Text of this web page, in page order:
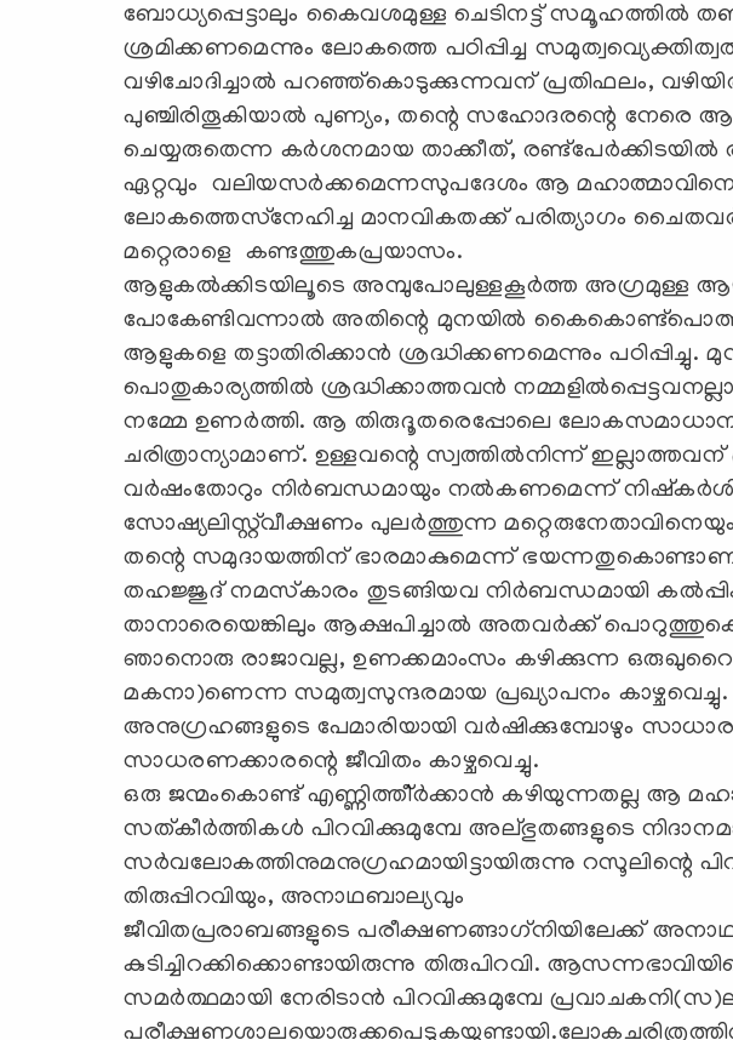
ബോധ്യപ്പെട്ടാലും കൈവശമുള്ള ചെടിനട്ട് സമൂഹത്തില്‍
ശ്രമിക്കണമെന്നും ലോകത്തെ പഠിപ്പിച്ച
വഴിചോദിച്ചാല്‍ പറഞ്ഞ്‌കൊടുക്കുന്നവന് പ്രതിഫലം,
പുഞ്ചിരിതൂകിയാല്‍ പുണ്യം, തന്റെ സഹോദരന്റെ നേരെ
ചെയ്യരുതെന്ന കര്‍ശനമായ താക്കീത്, രണ്ട്‌പേര്‍ക്കിടയില്‍
ഏറ്റവും വലിയസര്‍ക്കമെന്നസുപദേശം ആ
ലോകത്തെസ്‌നേഹിച്ച മാനവികതക്ക് പരിത്യാഗം
മറ്റെരാളെ കണ്ടത്തുകപ്രയാസം.
ആളുകല്‍ക്കിടയിലൂടെ അമ്പുപോലുള്ളകൂര്‍ത്ത അഗ്രമുള്ള
പോകേണ്ടിവന്നാല്‍ അതിന്റെ മുനയില്‍
ആളുകളെ തട്ടാതിരിക്കാന്‍ ശ്രദ്ധിക്കണമെന്നും പഠിപ്പിച്ചു.
പൊതുകാര്യത്തില്‍ ശ്രദ്ധിക്കാത്തവന്‍
നമ്മേ ഉണര്‍ത്തി. ആ തിരുദൂതരെപ്പോലെ
ചരിത്രാന്യാമാണ്. ഉള്ളവന്റെ സ്വത്തില്‍നിന്ന്
വര്‍ഷംതോറും നിര്‍ബന്ധമായും നല്‍കണമെന്ന്
സോഷ്യലിസ്റ്റ്‌വീക്ഷണം പുലര്‍ത്തുന്ന മറ്റെരുനേതാവിനെയും
തന്റെ സമുദായത്തിന് ഭാരമാകുമെന്ന്
തഹജ്ജുദ് നമസ്‌കാരം തുടങ്ങിയവ നിര്‍ബന്ധമായി
താനാരെയെങ്കിലും ആക്ഷപിച്ചാല്‍ അതവര്‍ക്ക്
ഞാനൊരു രാജാവല്ല, ഉണക്കമാംസം കഴിക്കുന്ന
മകനാ)ണെന്ന സമുത്വസുന്ദരമായ പ്രഖ്യാപനം
അനുഗ്രഹങ്ങളുടെ പേമാരിയായി വര്‍ഷിക്കുമ്പോഴും
സാധരണക്കാരന്റെ ജീവിതം കാഴ്ചവെച്ചു.
ഒരു ജന്മംകൊണ്ട് എണ്ണിത്തീ്ര്‍ക്കാന്‍ കഴിയുന്നതല്ല ആ
സത്കീര്‍ത്തികള്‍ പിറവിക്കുമുമ്പേ അല്ഭുതങ്ങളുടെ
സര്‍വലോകത്തിനുമനുഗ്രഹമായിട്ടായിരുന്നു റസൂലിന്റെ
തിരുപ്പിറവിയും, അനാഥബാല്യവും
ജീവിതപ്രരാബങ്ങളുടെ പരീക്ഷണങ്ങാഗ്‌നിയിലേക്ക്
കുടിച്ചിറക്കിക്കൊണ്ടായിരുന്നു തിരുപിറവി.
സമര്‍ത്ഥമായി നേരിടാന്‍ പിറവിക്കുമുമ്പേ